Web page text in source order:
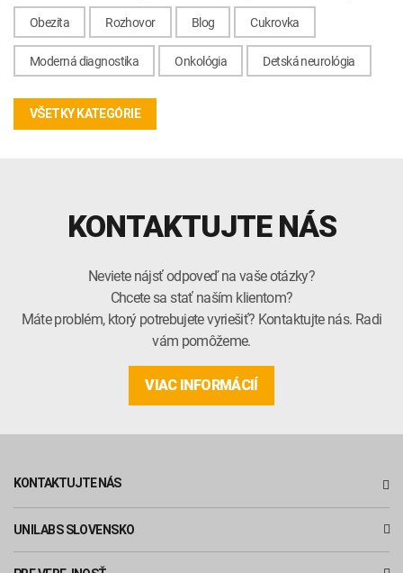
Obezita Rozhovor Blog Cukrovka
Moderná diagnostika Onkológia Detská neurológia
VŠETKY KATEGÓRIE
KONTAKTUJTE NÁS
Neviete nájsť odpoveď na vaše otázky?
Chcete sa stať naším klientom?
Máte problém, ktorý potrebujete vyriešiť? Kontaktujte nás. Radi
vám pomôžeme.
VIAC INFORMÁCIÍ
KONTAKTUJTE NÁS
UNILABS SLOVENSKO